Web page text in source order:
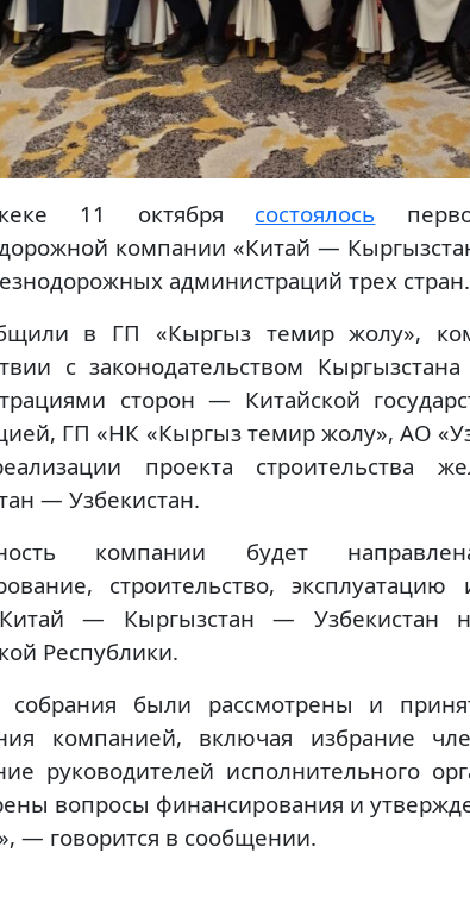
11 октября состоялось
компании «Китай —
администраций трех стран.
в ГП «Кыргыз темир жолу»,
с законодательством
сторон — Китайской
ГП «НК «Кыргыз темир жолу», АО
проекта строительства
— Узбекистан.
компании будет
строительство,
— Кыргызстан — Узбекистан
Республики.
собрания были рассмотрены и
компанией, включая избрание
руководителей исполнительного
вопросы финансирования и
— говорится в сообщении.